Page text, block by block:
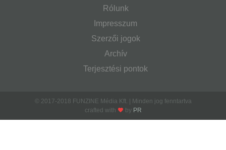
Rólunk
Impresszum
Szerzői jogok
Archív
Terjesztési pontok
© 2017-2018 FUNZINE Média Kft. | Minden jog fenntartva
crafted with
by PR